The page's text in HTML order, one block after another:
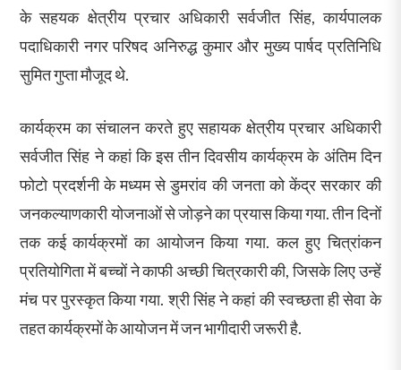
के सहयक क्षेत्रीय प्रचार अधिकारी सर्वजीत सिंह, कार्यपालक
पदाधिकारी नगर परिषद अनिरुद्ध कुमार और मुख्य पार्षद प्रतिनिधि
सुमित गुप्ता मौजूद थे.
कार्यक्रम का संचालन करते हुए सहायक क्षेत्रीय प्रचार अधिकारी
सर्वजीत सिंह ने कहां कि इस तीन दिवसीय कार्यक्रम के अंतिम दिन
फोटो प्रदर्शनी के मध्यम से डुमरांव की जनता को केंद्र सरकार की
जनकल्याणकारी योजनाओं से जोड़ने का प्रयास किया गया. तीन दिनों
तक कई कार्यक्रमों का आयोजन किया गया. कल हुए चित्रांकन
प्रतियोगिता में बच्चों ने काफी अच्छी चित्रकारी की, जिसके लिए उन्हें
मंच पर पुरस्कृत किया गया. श्री सिंह ने कहां की स्वच्छता ही सेवा के
तहत कार्यक्रमों के आयोजन में जन भागीदारी जरूरी है.